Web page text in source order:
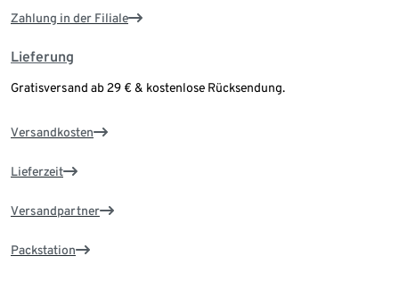
Zahlung in der Filiale
Lieferung
Gratisversand ab 29 € & kostenlose Rücksendung.
Versandkosten
Lieferzeit
Versandpartner
Packstation